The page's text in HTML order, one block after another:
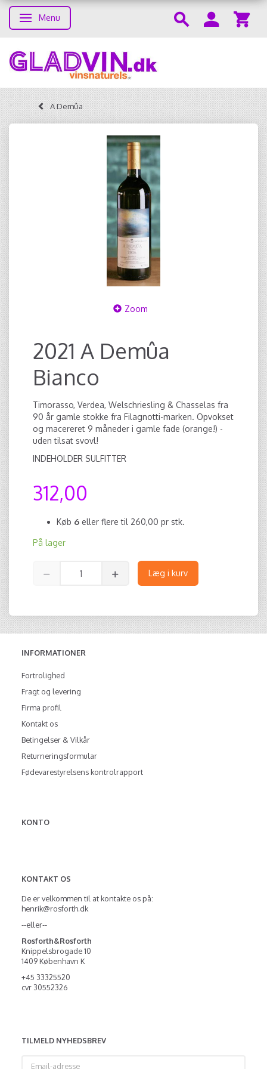
Skifte navigation
Menu
A Demûa
Zoom
2021 A Demûa
Bianco
Timorasso, Verdea, Welschriesling & Chasselas fra
90 år gamle stokke fra Filagnotti-marken. Opvokset
og macereret 9 måneder i gamle fade (orange!) -
uden tilsat svovl!
INDEHOLDER SULFITTER
312,00
Køb 6 eller flere til 260,00 pr stk.
På lager
Læg i kurv
INFORMATIONER
Fortrolighed
Fragt og levering
Firma profil
Kontakt os
Betingelser & Vilkår
Returneringsformular
Fødevarestyrelsens kontrolrapport
KONTO
KONTAKT OS
De er velkommen til at kontakte os på:
henrik@rosforth.dk
--eller--
Rosforth&Rosforth
Knippelsbrogade 10
1409 København K
+45 33325520
cvr 30552326
TILMELD NYHEDSBREV